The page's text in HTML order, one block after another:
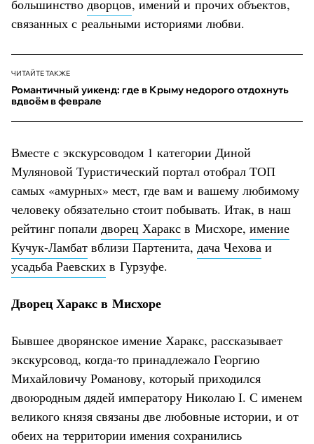
большинство дворцов, имений и прочих объектов,
связанных с реальными историями любви.
ЧИТАЙТЕ ТАКЖЕ
Романтичный уикенд: где в Крыму недорого отдохнуть
вдвоём в феврале
Вместе с экскурсоводом 1 категории Диной
Муляновой Туристический портал отобрал ТОП
самых «амурных» мест, где вам и вашему любимому
человеку обязательно стоит побывать. Итак, в наш
рейтинг попали дворец Харакс в Мисхоре, имение
Кучук-Ламбат вблизи Партенита, дача Чехова и
усадьба Раевских в Гурзуфе.
Дворец Харакс в Мисхоре
Бывшее дворянское имение Харакс, рассказывает
экскурсовод, когда-то принадлежало Георгию
Михайловичу Романову, который приходился
двоюродным дядей императору Николаю I. С именем
великого князя связаны две любовные истории, и от
обеих на территории имения сохранились